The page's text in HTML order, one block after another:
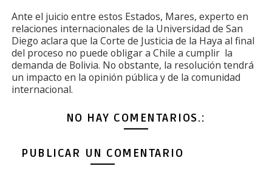
Ante el juicio entre estos Estados, Mares, experto en
relaciones internacionales de la Universidad de San
Diego aclara que la Corte de Justicia de la Haya al final
del proceso no puede obligar a Chile a cumplir la
demanda de Bolivia. No obstante, la resolución tendrá
un impacto en la opinión pública y de la comunidad
internacional.
NO HAY COMENTARIOS.:
PUBLICAR UN COMENTARIO